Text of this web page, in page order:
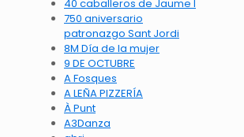
40 caballeros de Jaume I
750 aniversario
patronazgo Sant Jordi
8M Día de la mujer
9 DE OCTUBRE
A Fosques
A LEÑA PIZZERÍA
À Punt
A3Danza